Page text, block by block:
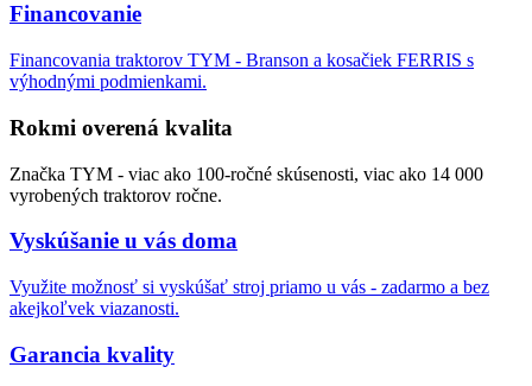
Financovanie
Financovania traktorov TYM - Branson a kosačiek FERRIS s
výhodnými podmienkami.
Rokmi overená kvalita
Značka TYM - viac ako 100-ročné skúsenosti, viac ako 14 000
vyrobených traktorov ročne.
Vyskúšanie u vás doma
Využite možnosť si vyskúšať stroj priamo u vás - zadarmo a bez
akejkoľvek viazanosti.
Garancia kvality